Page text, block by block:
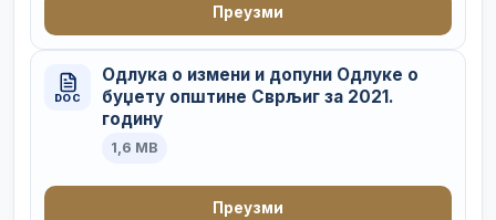
Преузми
DOC
Одлука о измени и допуни Одлуке о
буџету општине Сврљиг за 2021.
годину
1,6 MB
Преузми